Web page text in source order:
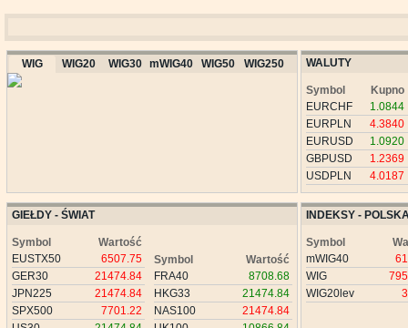
WIG WIG20 WIG30 mWIG40 WIG50 WIG250 WALUTY
Symbol
Kupno
EURCHF
1.0844
EURPLN
4.3840
EURUSD
1.0920
GBPUSD
1.2369
USDPLN
4.0187
GIEŁDY - ŚWIAT
Symbol
Wartość
EUSTX50
6507.75
GER30
21474.84
JPN225
21474.84
SPX500
7701.22
Symbol
Wartość
FRA40
8708.68
HKG33
21474.84
NAS100
21474.84
INDEKSY -
Symbol
mWIG40
WIG
WIG20lev